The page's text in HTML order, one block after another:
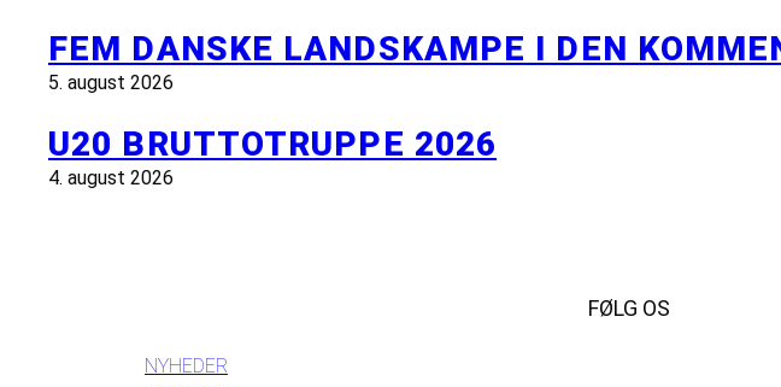
FEM DANSKE LANDSKAMPE I DEN
5. august 2026
U20 BRUTTOTRUPPE 2026
4. august 2026
NYHEDER
FØLG OS